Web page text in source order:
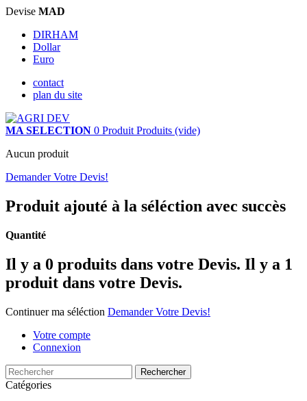
Devise MAD
DIRHAM
Dollar
Euro
contact
plan du site
MA SELECTION 0 Produit Produits (vide)
Aucun produit
Demander Votre Devis!
Produit ajouté à la séléction avec succès
Quantité
Il y a 0 produits dans votre Devis. Il y a 1
produit dans votre Devis.
Continuer ma séléction Demander Votre Devis!
Votre compte
Connexion
Rechercher
Catégories